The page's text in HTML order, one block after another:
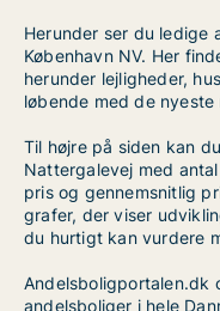
Herunder ser du ledige
København NV. Her
herunder lejligheder,
løbende med de
Til højre på siden kan
Nattergalevej med
pris og gennemsnitlig
grafer, der viser
du hurtigt kan vurdere
Andelsboligportalen.dk
andelsboliger i hele